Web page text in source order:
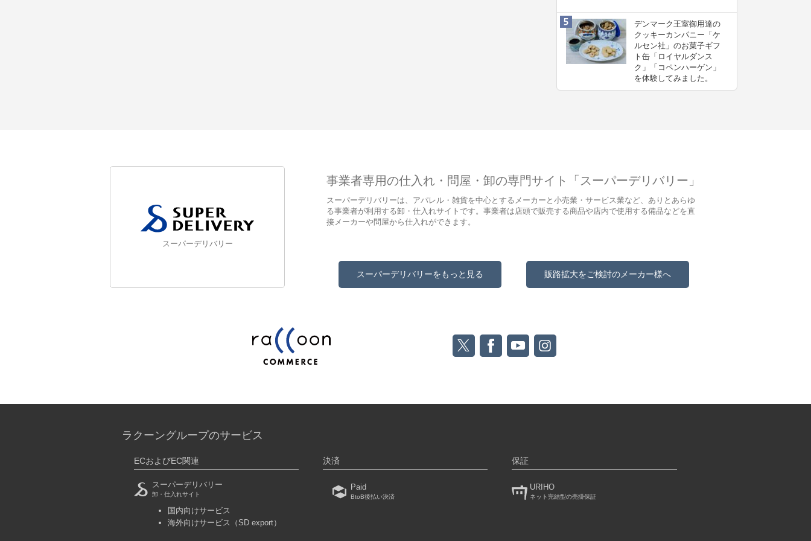
デンマーク王室御用達の
クッキーカンパニー「ケ
ルセン社」のお菓子ギフ
ト缶「ロイヤルダンス
ク」「コペンハーゲン」
を体験してみました。
スーパーデリバリー
事業者専用の仕入れ・問屋・卸の専門サイト「スーパーデリバリー」
スーパーデリバリーは、アパレル・雑貨を中心とするメーカーと小売業・サービス業など、ありとあらゆ
る事業者が利用する卸・仕入れサイトです。事業者は店頭で販売する商品や店内で使用する備品などを直
接メーカーや問屋から仕入れができます。
スーパーデリバリーをもっと見る 販路拡大をご検討のメーカー様へ
ラクーングループのサービス
ECおよびEC関連
スーパーデリバリー
卸・仕入れサイト
国内向けサービス
海外向けサービス
（SD export）
決済
Paid
BtoB後払い決済
保証
URIHO
ネット完結型の売掛保証